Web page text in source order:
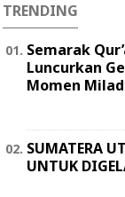
TRENDING
Semarak
Luncurkan
Momen
SUMATERA
UNTUK